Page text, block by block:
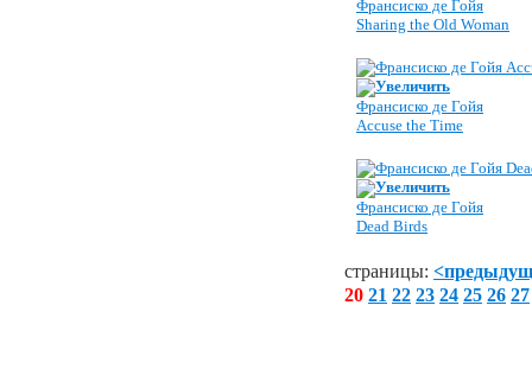
Франсиско де Гойя
Sharing the Old Woman
Увеличить
Франсиско де Гойя
Accuse the Time
Увеличить
Франсиско де Гойя
Dead Birds
страницы:
20 21 22 23 24 25 26 27